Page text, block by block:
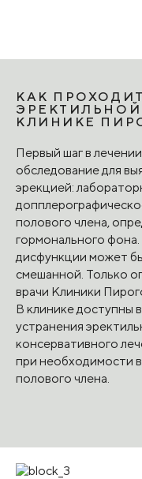
КАК
КЛИНИКЕ
Первый шаг в
обследование для
эрекцией:
полового члена,
гормонального
дисфункции может
смешанной. Только
врачи Клиники
В клинике доступны
устранения
консервативного
при необходимости
полового члена.